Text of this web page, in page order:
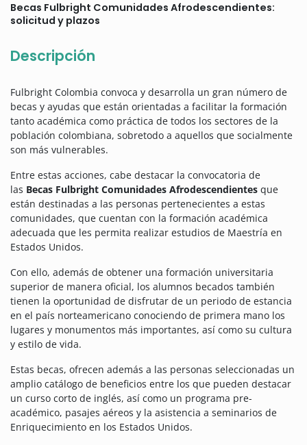
Becas Fulbright Comunidades Afrodescendientes:
solicitud y plazos
Descripción
Fulbright Colombia convoca y desarrolla un gran número de
becas y ayudas que están orientadas a facilitar la formación
tanto académica como práctica de todos los sectores de la
población colombiana, sobretodo a aquellos que socialmente
son más vulnerables.
Entre estas acciones, cabe destacar la convocatoria de
las Becas Fulbright Comunidades Afrodescendientes que
están destinadas a las personas pertenecientes a estas
comunidades, que cuentan con la formación académica
adecuada que les permita realizar estudios de Maestría en
Estados Unidos.
Con ello, además de obtener una formación universitaria
superior de manera oficial, los alumnos becados también
tienen la oportunidad de disfrutar de un periodo de estancia
en el país norteamericano conociendo de primera mano los
lugares y monumentos más importantes, así como su cultura
y estilo de vida.
Estas becas, ofrecen además a las personas seleccionadas un
amplio catálogo de beneficios entre los que pueden destacar
un curso corto de inglés, así como un programa pre-
académico, pasajes aéreos y la asistencia a seminarios de
Enriquecimiento en los Estados Unidos.